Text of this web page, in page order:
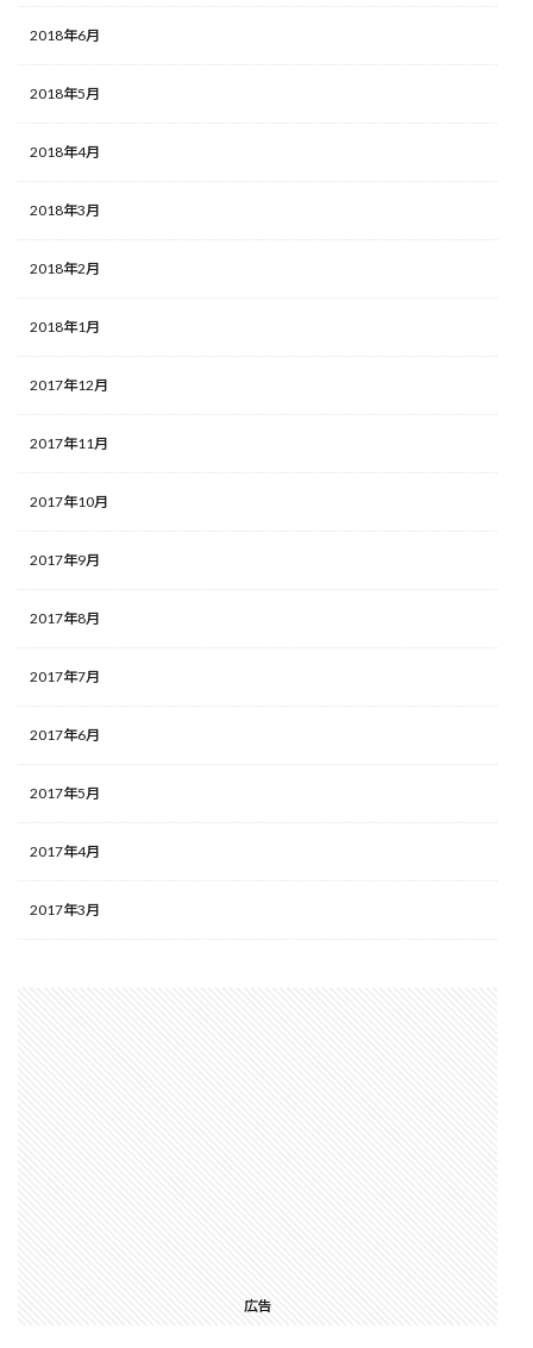
2018年6月
2018年5月
2018年4月
2018年3月
2018年2月
2018年1月
2017年12月
2017年11月
2017年10月
2017年9月
2017年8月
2017年7月
2017年6月
2017年5月
2017年4月
2017年3月
広告